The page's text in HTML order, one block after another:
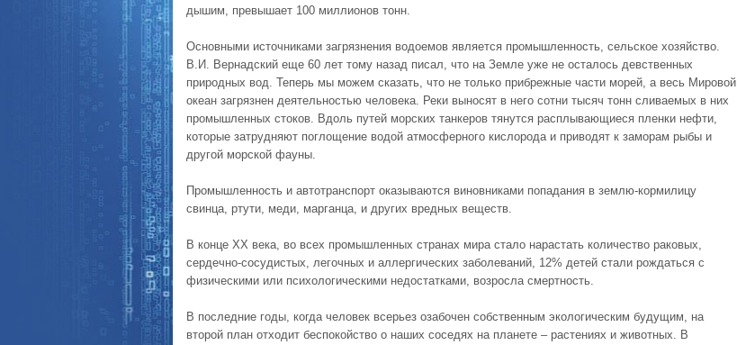
дышим, превышает 100 миллионов тонн.
Основными источниками загрязнения водоемов является промышленность, сельское хозяйство.
В.И. Вернадский еще 60 лет тому назад писал, что на Земле уже не осталось девственных
природных вод. Теперь мы можем сказать, что не только прибрежные части морей, а весь Мировой
океан загрязнен деятельностью человека. Реки выносят в него сотни тысяч тонн сливаемых в них
промышленных стоков. Вдоль путей морских танкеров тянутся расплывающиеся пленки нефти,
которые затрудняют поглощение водой атмосферного кислорода и приводят к заморам рыбы и
другой морской фауны.
Промышленность и автотранспорт оказываются виновниками попадания в землю-кормилицу
свинца, ртути, меди, марганца, и других вредных веществ.
В конце XX века, во всех промышленных странах мира стало нарастать количество раковых,
сердечно-сосудистых, легочных и аллергических заболеваний, 12% детей стали рождаться с
физическими или психологическими недостатками, возросла смертность.
В последние годы, когда человек всерьез озабочен собственным экологическим будущим, на
второй план отходит беспокойство о наших соседях на планете – растениях и животных. В